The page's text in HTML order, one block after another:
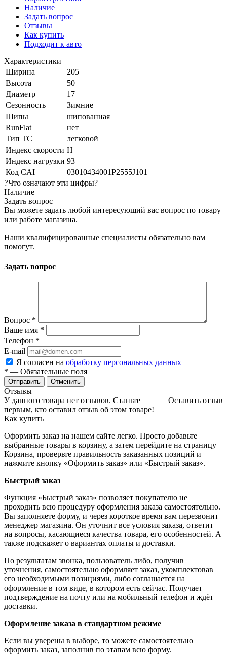
Наличие
Задать вопрос
Отзывы
Как купить
Подходит к авто
Характеристики
Ширина
205
Высота
50
Диаметр
17
Сезонность
Зимние
Шипы
шипованная
RunFlat
нет
Тип ТС
легковой
Индекс скорости H
Индекс нагрузки 93
Код CAI
03010434001P2555J101
?Что означают эти цифры?
Наличие
Задать вопрос
Вы можете задать любой интересующий вас вопрос по товару
или работе магазина.
Наши квалифицированные специалисты обязательно вам
помогут.
Задать вопрос
Вопрос *
Ваше имя *
Телефон *
E-mail
Я согласен на обработку персональных данных
* — Обязательные поля
Отменить
Отзывы
Оставить отзыв
У данного товара нет отзывов. Станьте
первым, кто оставил отзыв об этом товаре!
Как купить
Оформить заказ на нашем сайте легко. Просто добавьте
выбранные товары в корзину, а затем перейдите на страницу
Корзина, проверьте правильность заказанных позиций и
нажмите кнопку «Оформить заказ» или «Быстрый заказ».
Быстрый заказ
Функция «Быстрый заказ» позволяет покупателю не
проходить всю процедуру оформления заказа самостоятельно.
Вы заполняете форму, и через короткое время вам перезвонит
менеджер магазина. Он уточнит все условия заказа, ответит
на вопросы, касающиеся качества товара, его особенностей. А
также подскажет о вариантах оплаты и доставки.
По результатам звонка, пользователь либо, получив
уточнения, самостоятельно оформляет заказ, укомплектовав
его необходимыми позициями, либо соглашается на
оформление в том виде, в котором есть сейчас. Получает
подтверждение на почту или на мобильный телефон и ждёт
доставки.
Оформление заказа в стандартном режиме
Если вы уверены в выборе, то можете самостоятельно
оформить заказ, заполнив по этапам всю форму.